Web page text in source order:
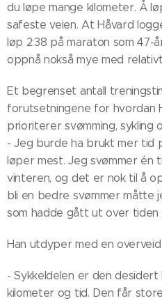
du løpe mange kilometer. Å
safeste veien. At Håvard
løp 2:38 på maraton som 47-
oppnå nokså mye med
Et begrenset antall
forutsetningene for hvordan
prioriterer svømming, sykling
- Jeg burde ha brukt mer tid
løper mest. Jeg svømmer én
vinteren, og det er nok til å
bli en bedre svømmer måtte
som hadde gått ut over tiden
Han utdyper med en
- Sykkeldelen er den
kilometer og tid. Den får